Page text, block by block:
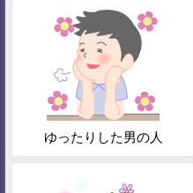
ゆったりした男の人